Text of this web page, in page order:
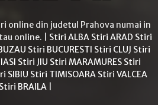
online din judetul Prahova numai in
online. | Stiri ALBA Stiri ARAD Stiri
Stiri BUCURESTI Stiri CLUJ Stiri
Stiri JIU Stiri MARAMURES Stiri
SIBIU Stiri TIMISOARA Stiri VALCEA
Stiri BRAILA